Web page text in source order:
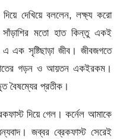
দেখিয়ে বললেন, লক্ষ্য করো
সাঁড়াশির মতো হাত কিন্তু একই
এক সৃষ্টিছাড়া জীব। জীবজগতে
গড়ন ও আয়তন একইরকম।
বৈষম্যের প্রতীক।
দিয়ে গেল। কর্নেল আমাকে
জব্বর ব্রেকফাস্ট সেরেই